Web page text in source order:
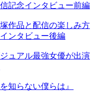
記念インタビュー前編
作品と配信の楽しみ方
ンタビュー後編
ュアル最強女優が出演
知らない僕らは』